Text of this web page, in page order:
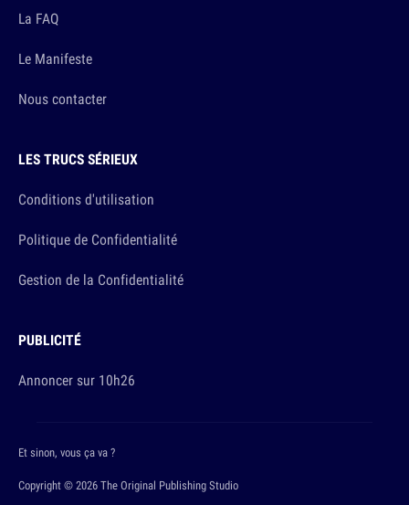
La FAQ
Le Manifeste
Nous contacter
LES TRUCS SÉRIEUX
Conditions d'utilisation
Politique de Confidentialité
Gestion de la Confidentialité
PUBLICITÉ
Annoncer sur 10h26
Copyright © 2026 The Original Publishing Studio
Et sinon, vous ça va ?